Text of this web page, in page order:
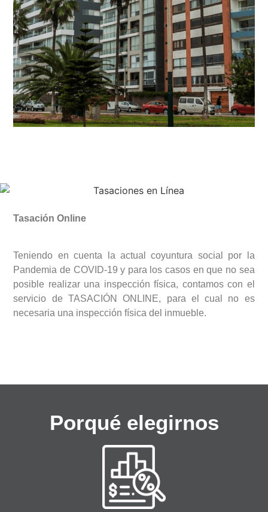
Tasación Online
Teniendo en cuenta la actual coyuntura social por la
Pandemia de COVID-19 y para los casos en que no sea
posible realizar una inspección física, contamos con el
servicio de TASACIÓN ONLINE, para el cual no es
necesaria una inspección física del inmueble.
Porqué elegirnos